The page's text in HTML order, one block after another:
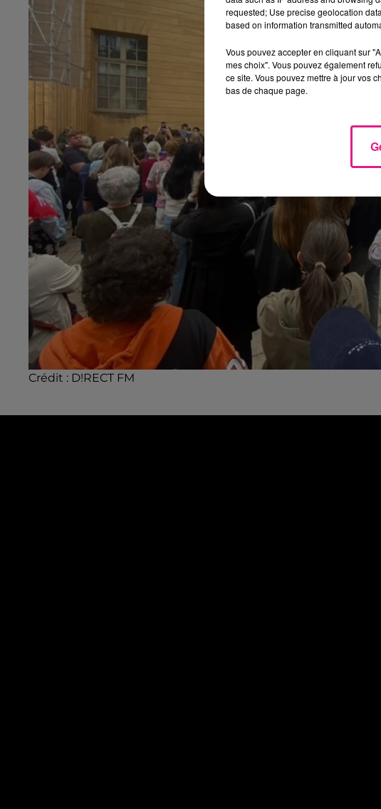
Crédit : D!RECT FM
requested; Use precise geolocation
based on information transmitted
Vous pouvez accepter en cliquant sur
mes choix". Vous pouvez également
ce site. Vous pouvez mettre à jour vos
bas de chaque page.